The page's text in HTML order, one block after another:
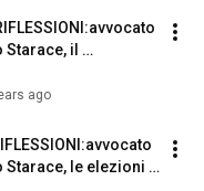
il
ago
Starace, le elezioni